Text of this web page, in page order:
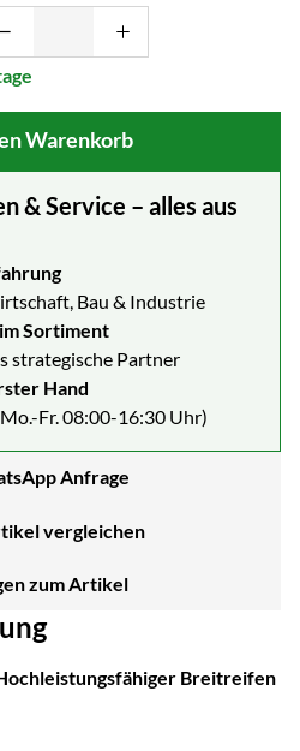
Warenkorb
& Service – alles aus
Bau & Industrie
Sortiment
strategische Partner
Hand
Fr. 08:00-16:30 Uhr)
Anfrage
vergleichen
zum Artikel
Breitreifen